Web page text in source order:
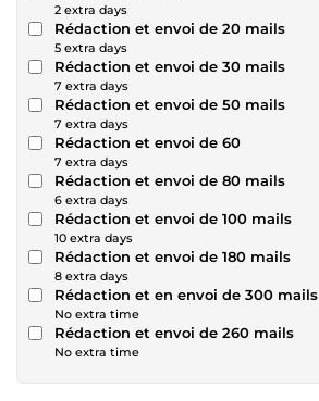
2 extra days
Rédaction et envoi de 20 mails
5 extra days
Rédaction et envoi de 30 mails
7 extra days
Rédaction et envoi de 50 mails
7 extra days
Rédaction et envoi de 60
7 extra days
Rédaction et envoi de 80 mails
6 extra days
Rédaction et envoi de 100 mails
10 extra days
Rédaction et envoi de 180 mails
8 extra days
Rédaction et en envoi de 300 mails
No extra time
Rédaction et envoi de 260 mails
No extra time